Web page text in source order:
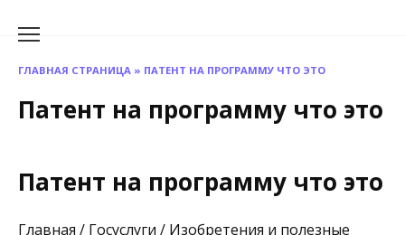
ГЛАВНАЯ СТРАНИЦА » ПАТЕНТ НА ПРОГРАММУ ЧТО ЭТО
Патент на программу что это
Патент на программу что это
Главная / Госуслуги / Изобретения и полезные